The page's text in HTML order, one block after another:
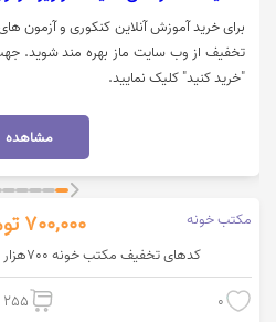
تخفیف از وب سایت ماز بهره مند شوید.
"خرید کنید" کلیک نمایید.
مشاهده
مکتب خونه 700,000
کدهای تخفیف مکتب خونه 700هزار تومانی ویژه جشنواره نوروز
0
255